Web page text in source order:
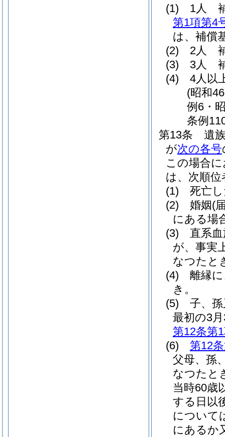
(1)
1人
第1項第4
は、補償
(2)
2人
(3)
3人
(4)
4人以
(昭和
例6・
条例
第13条
遺
が次の各号
この場合
は、次順
(1)
死亡
(2)
婚姻(
にある場
(3)
直系
が、事実
なつたと
(4)
離縁
き。
(5)
子、
最初の3
第12条第
(6)
第12
父母、孫
なつたと
当時60歳
する日以
について
にあるか